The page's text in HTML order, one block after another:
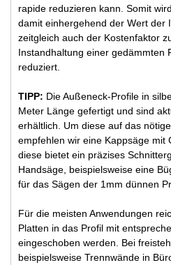
rapide reduzieren kann. Somit
damit einhergehend der Wert der
zeitgleich auch der Kostenfaktor
Instandhaltung einer gedämmten
reduziert.
TIPP: Die Außeneck-Profile in
Meter Länge gefertigt und sind
erhältlich. Um diese auf das
empfehlen wir eine Kappsäge mit
diese bietet ein präzises
Handsäge, beispielsweise eine
für das Sägen der 1mm dünnen
Für die meisten Anwendungen
Platten in das Profil mit
eingeschoben werden. Bei
beispielsweise Trennwände in